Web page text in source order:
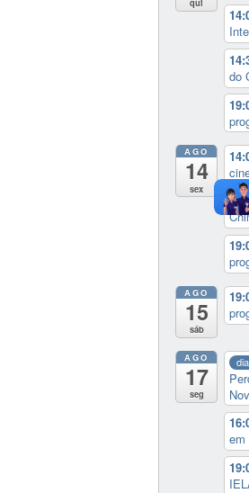
qui
do
AGO
14
sex
AGO
15
sáb
AGO
17
seg
em